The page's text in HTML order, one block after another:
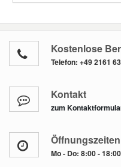
Kostenlose
Telefon: +49 2161
Kontakt
zum
Öffnungszeiten
Mo - Do: 8:00 -